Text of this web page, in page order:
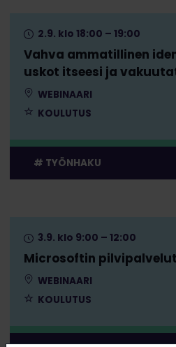
Vahva ammatillinen
uskot itseesi ja
2.9. klo 18:00 – 19:00
WEBINAARI
KOULUTUS
TYÖNHAKU
Microsoftin pilvipalvelut
3.9. klo 9:00 – 12:00
WEBINAARI
KOULUTUS